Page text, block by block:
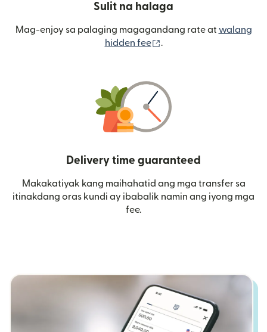
Sulit na halaga
Mag-enjoy sa palaging magagandang rate at walang
hidden fee
.
Delivery time guaranteed
Makakatiyak kang maihahatid ang mga transfer sa
itinakdang oras kundi ay ibabalik namin ang iyong mga
fee.